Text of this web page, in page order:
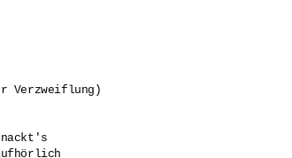
Verzweiflung)